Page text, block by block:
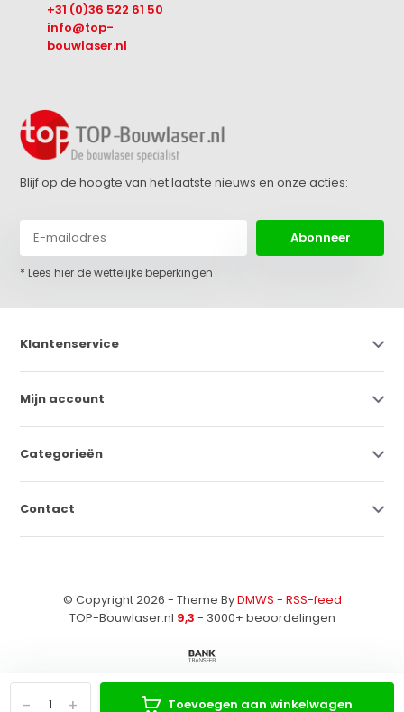
+
- Toevoegen aan winkelwagen
+31 (0)36 522 61 50
info@top-
bouwlaser.nl
Blijf op de hoogte van het laatste nieuws en onze acties:
Abonneer
* Lees hier de wettelijke beperkingen
Klantenservice
Mijn account
Categorieën
Contact
© Copyright 2026 - Theme ByDMWS - RSS-feed
TOP-Bouwlaser.nl 9,3 - 3000+ beoordelingen